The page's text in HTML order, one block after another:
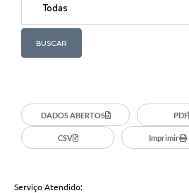
Cultura
Meio Ambiente
Conheça Delfim Moreira
Requerimento
Arquivos para Download
DADOS ABERTOS PDF
CSV Imprimir
Serviço Atendido: